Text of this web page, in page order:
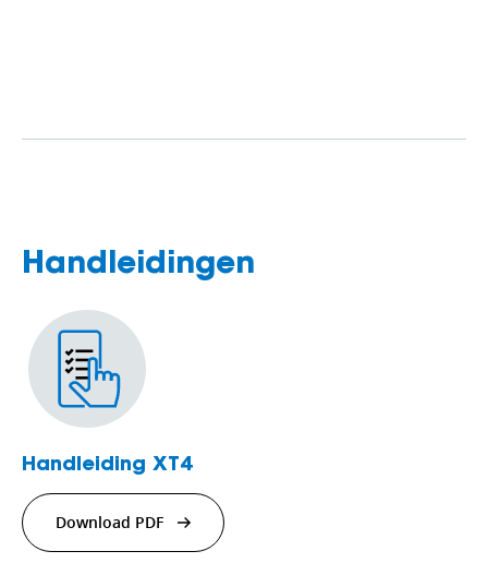
Handleidingen
Handleiding XT4
Download PDF